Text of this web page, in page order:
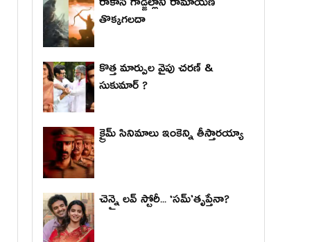
రాకాసి గాడ్జిల్లాని రామాయణ
తొక్కగలదా
కొత్త మార్పుల వైపు చరణ్ &
సుకుమార్ ?
క్రైమ్ సినిమాలు ఇంకెన్ని తీస్తారయ్యా
చెన్నై లవ్ స్టోరీ... ‘సమ్’తృప్తేనా?